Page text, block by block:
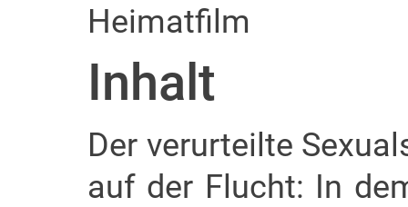
Heimatfilm
Inhalt
Der verurteilte
auf der Flucht: In